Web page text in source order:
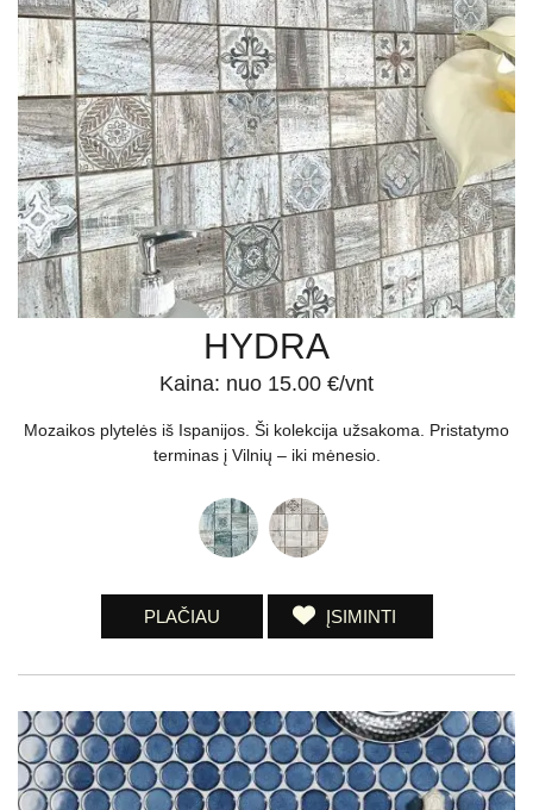
HYDRA
Kaina: nuo 15.00 €/vnt
Mozaikos plytelės iš Ispanijos. Ši kolekcija užsakoma. Pristatymo
terminas į Vilnių – iki mėnesio.
PLAČIAU ĮSIMINTI